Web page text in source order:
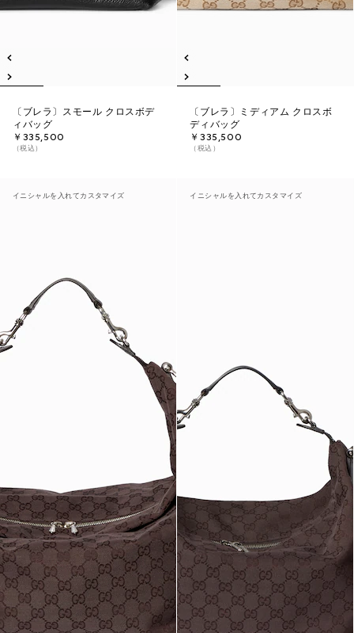
〔ブレラ〕スモール クロスボデ
ィバッグ
￥335,500
（税込）
〔ブレラ〕ミディアム クロスボ
ディバッグ
￥335,500
（税込）
イニシャルを入れてカスタマイズ イニシャルを入れてカスタマイズ